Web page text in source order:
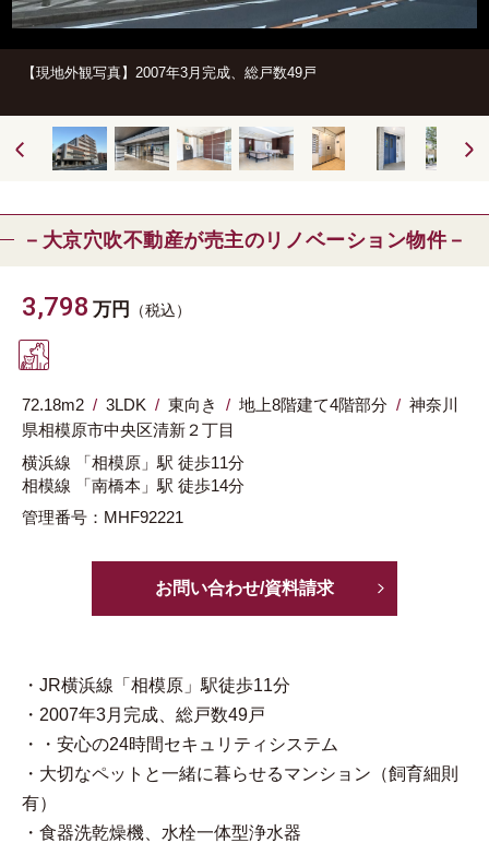
【現地外観写真】2007年3月完成、総戸数49戸
－大京穴吹不動産が売主のリノベーション物件－
3,798 万円 （税込）
72.18m2 3LDK 東向き 地上8階建て4階部分
神奈川
県相模原市中央区清新２丁目
横浜線
「相模原」駅 徒歩11分
相模線
「南橋本」駅 徒歩14分
管理番号：MHF92221
お問い合わせ/資料請求
・JR横浜線「相模原」駅徒歩11分
・2007年3月完成、総戸数49戸
・・安心の24時間セキュリティシステム
・大切なペットと一緒に暮らせるマンション（飼育細則
有）
・食器洗乾燥機、水栓一体型浄水器